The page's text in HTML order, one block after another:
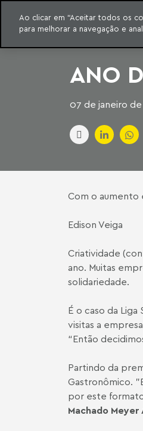
para o conteúdo
Machado Meyer
CONTEÚDO
ANO
07 de janeiro
Com o aumento
Edison Veiga
Criatividade
ano. Muitas
solidariedade.
É o caso da
visitas a
“Então
Partindo da
Gastronômico.
por este
Machado Meyer
Ao clicar em “Aceitar todos os
para melhorar a navegação e